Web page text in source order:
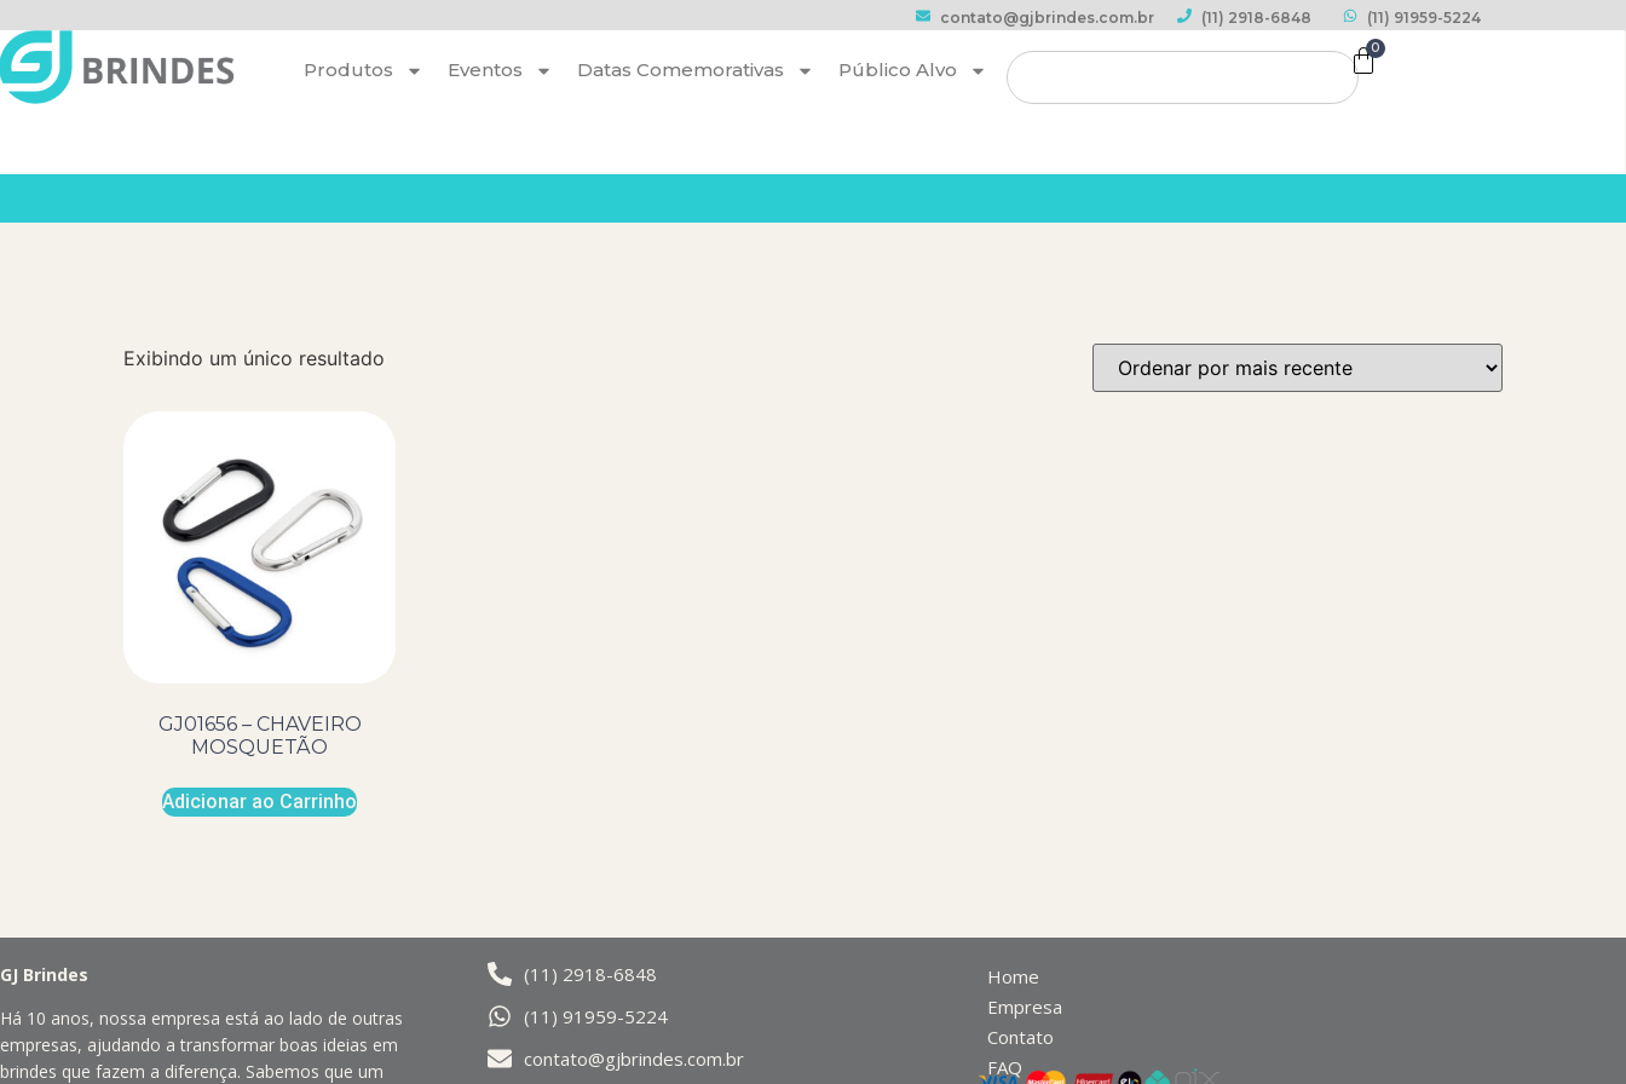
contato@gjbrindes.com.br (11) 2918-6848 (11) 91959-5224
Produtos Eventos Datas Comemorativas Público Alvo
0
Exibindo um único resultado
GJ01656 – CHAVEIRO
MOSQUETÃO
Adicionar ao Carrinho
GJ Brindes
Há 10 anos, nossa empresa está ao lado de outras
empresas, ajudando a transformar boas ideias em
brindes que fazem a diferença. Sabemos que um
(11) 2918-6848
(11) 91959-5224
contato@gjbrindes.com.br
Home
Empresa
Contato
FAQ